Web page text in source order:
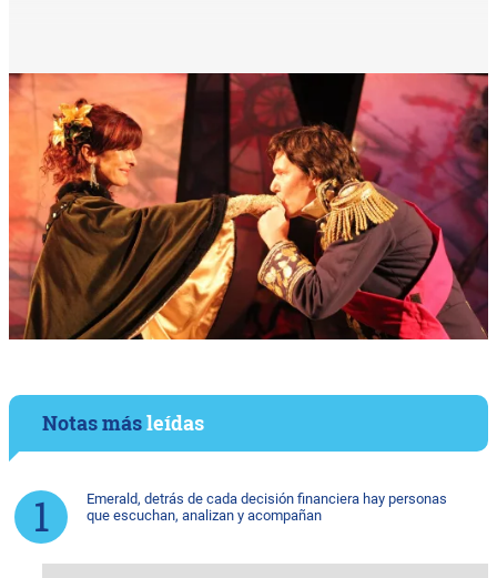
Notas másleídas
Emerald, detrás de cada decisión financiera hay personas
que escuchan, analizan y acompañan